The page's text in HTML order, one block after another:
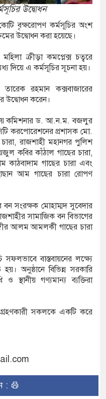
উদ্বোধন
বৃক্ষরোপণ কর্মসূচির অংশ
উদ্বোধন করা হয়েছে।
ক্রীড়া কমপ্লেক্স চত্বরে
দিয়ে এ কর্মসূচির সূচনা হয়।
রহমান কক্সবাজারের
উদ্বোধন করেন।
কমিশনার ড. আ.ন.ম. বজলুর
করপোরেশনের প্রশাসক মো.
রাজশাহী মহানগর পুলিশ
কবির কাঁঠাল গাছের চারা,
কাঠবাদাম গাছের চারা এবং
আম গাছের চারা রোপণ
সংরক্ষক মোহাম্মদ সুবেদার
সামাজিক বন বিভাগের
আলম আমলকী গাছের চারা
বাস্তবায়নের লক্ষ্যে
অনুষ্ঠানে বিভিন্ন সরকারি
স্থানীয় গণ্যমান্য ব্যক্তিরা
সকলকে একটি করে
: